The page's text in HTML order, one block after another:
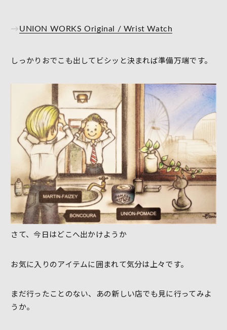
→UNION WORKS Original / Wrist Watch
しっかりおでこも出してビシッと決まれば準備万端です。
さて、今日はどこへ出かけようか
お気に入りのアイテムに囲まれて気分は上々です。
まだ行ったことのない、あの新しい店でも見に行ってみよ
うか。